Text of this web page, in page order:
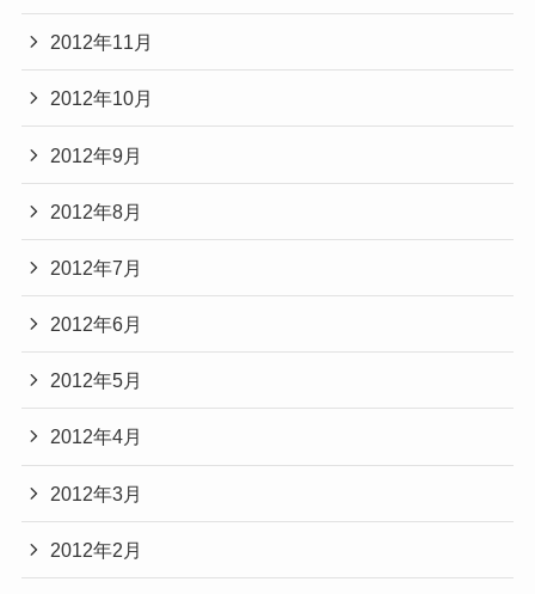
2012年11月
2012年10月
2012年9月
2012年8月
2012年7月
2012年6月
2012年5月
2012年4月
2012年3月
2012年2月